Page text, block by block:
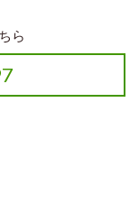
ら